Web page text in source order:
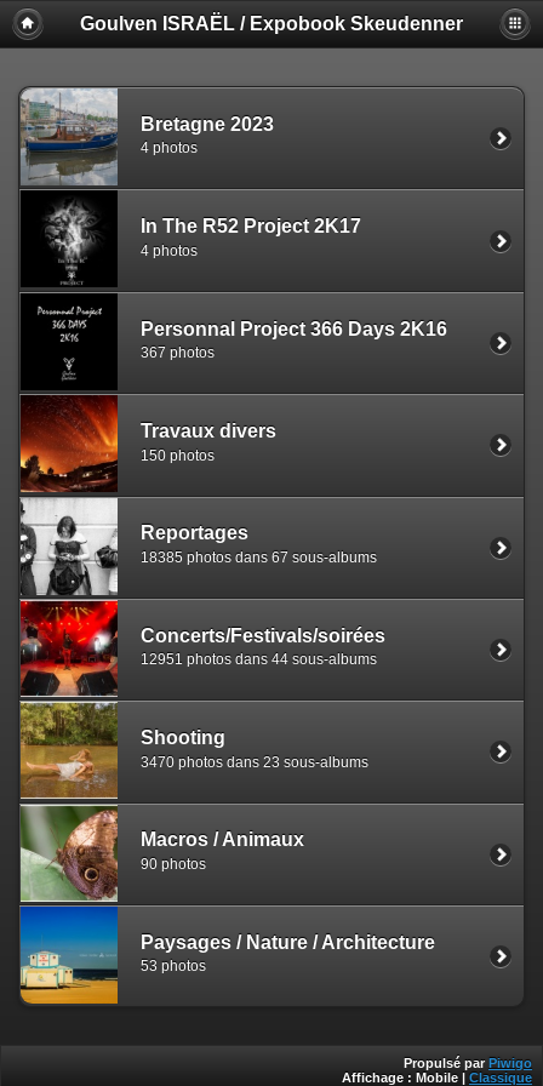
Goulven ISRAËL / Expobook Skeudenner
Bretagne 2023
4 photos
In The R52 Project 2K17
4 photos
Personnal Project 366 Days 2K16
367 photos
Travaux divers
150 photos
Reportages
18385 photos dans 67 sous-albums
Concerts/Festivals/soirées
12951 photos dans 44 sous-albums
Shooting
3470 photos dans 23 sous-albums
Macros / Animaux
90 photos
Paysages / Nature / Architecture
53 photos
Propulsé par Piwigo
Affichage : Mobile Classique